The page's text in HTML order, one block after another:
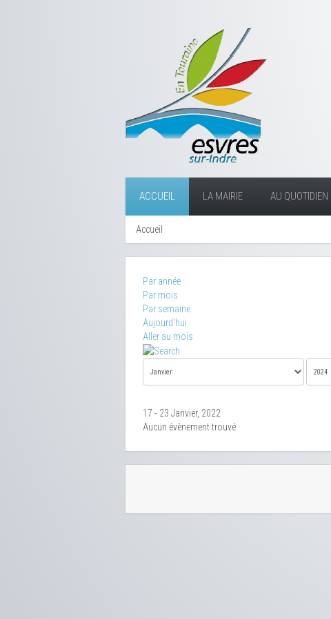
ACCUEIL LA MAIRIE AU QUOTIDIEN
Accueil
Par année
Par mois
Par semaine
Aujourd'hui
Aller au mois
17 - 23 Janvier, 2022
Aucun évènement trouvé